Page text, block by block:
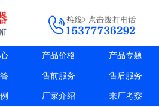
产品价格 产品专题
售前服务 售后服务
厂家介绍 来厂考察